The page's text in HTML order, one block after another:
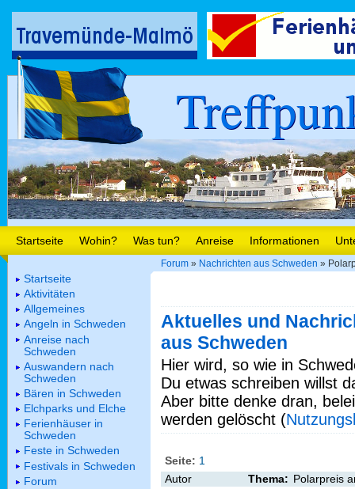
Startseite Wohin? Was tun? Anreise Informationen
Forum » Nachrichten aus Schweden »
Aktuelles und
aus Schweden
Hier wird, so wie in
Du etwas schreiben willst
Aber bitte denke dran,
werden gelöscht (
Seite: 1
Autor
Thema: Polarpreis
Startseite
Aktivitäten
Allgemeines
Angeln in Schweden
Anreise nach
Schweden
Auswandern nach
Schweden
Bären in Schweden
Elchparks und Elche
Ferienhäuser in
Schweden
Feste in Schweden
Festivals in Schweden
Forum